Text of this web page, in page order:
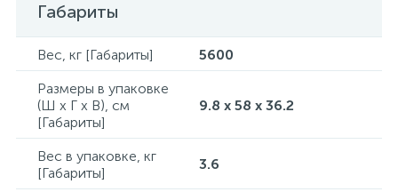
Габариты
Вес, кг [Габариты]
5600
Размеры в упаковке
(Ш x Г x В), см
[Габариты]
9.8 x 58 x 36.2
Вес в упаковке, кг
[Габариты]
3.6